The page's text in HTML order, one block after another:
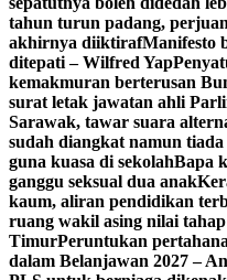
tahun turun padang,
akhirnya diiktirafManifesto
ditepati – Wilfred Yap
kemakmuran berterusan
surat letak jawatan ahli
Sarawak, tawar suara
sudah diangkat namun tiada
guna kuasa di sekolahBapa
ganggu seksual dua anak
kaum, aliran pendidikan
ruang wakil asing nilai tahap
TimurPeruntukan
dalam Belanjawan 2027 –